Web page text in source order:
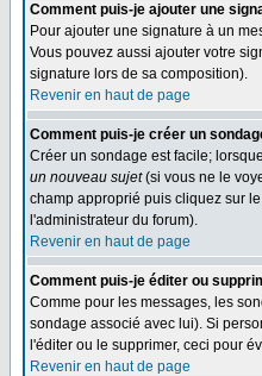
Comment puis-je ajouter une
Pour ajouter une signature à un
Vous pouvez aussi ajouter votre
signature lors de sa composition).
Revenir en haut de page
Comment puis-je créer un
Créer un sondage est facile;
un nouveau sujet(si vous ne le
champ approprié puis cliquez sur
l'administrateur du forum).
Revenir en haut de page
Comment puis-je éditer ou
Comme pour les messages, les
sondage associé avec lui). Si
l'éditer ou le supprimer, ceci pour
Revenir en haut de page